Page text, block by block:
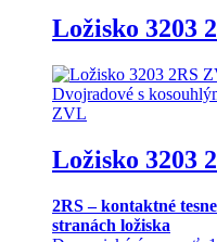
Ložisko 3203
Dvojradové s
ZVL
Ložisko 3203
2RS – kontaktné
stranách ložiska